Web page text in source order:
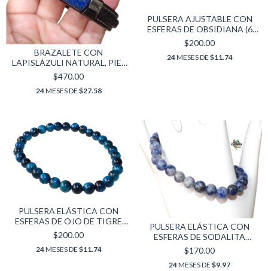
BRAZALETE CON
LAPISLÁZULI NATURAL, PIEL
Y ACERO INOXIDABLE
$470.00
24MESES DE $27.58
PULSERA AJUSTABLE CON
ESFERAS DE OBSIDIANA (6
MM)
$200.00
24MESES DE $11.74
PULSERA ELÁSTICA CON
ESFERAS DE OJO DE TIGRE
AZUL (6 MM)
$200.00
24MESES DE $11.74
PULSERA ELÁSTICA CON
ESFERAS DE SODALITA
AUTÉNTICA (6 MM)
$170.00
24MESES DE $9.97